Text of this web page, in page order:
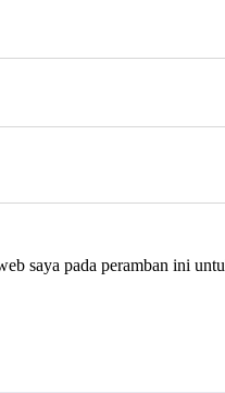
saya pada peramban ini